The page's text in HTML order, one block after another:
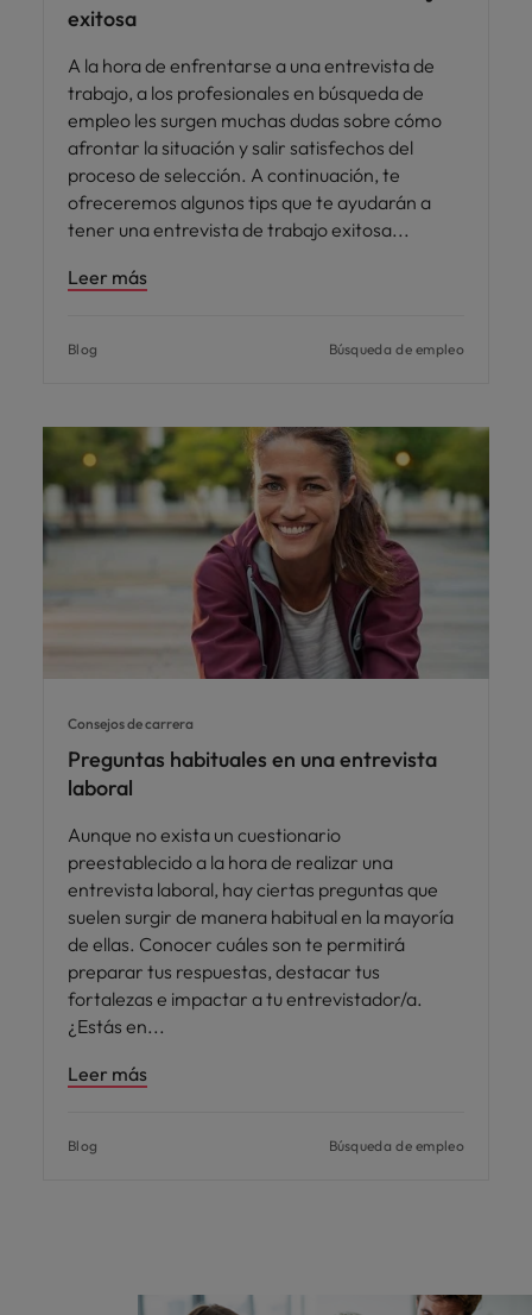
exitosa
A la hora de enfrentarse a una entrevista de
trabajo, a los profesionales en búsqueda de
empleo les surgen muchas dudas sobre cómo
afrontar la situación y salir satisfechos del
proceso de selección. A continuación, te
ofreceremos algunos tips que te ayudarán a
tener una entrevista de trabajo exitosa
Leer más
Blog Búsqueda de empleo
Consejos de carrera
Preguntas habituales en una entrevista
laboral
Aunque no exista un cuestionario
preestablecido a la hora de realizar una
entrevista laboral, hay ciertas preguntas que
suelen surgir de manera habitual en la mayoría
de ellas. Conocer cuáles son te permitirá
preparar tus respuestas, destacar tus
fortalezas e impactar a tu entrevistador/a.
¿Estás en
Leer más
Blog Búsqueda de empleo